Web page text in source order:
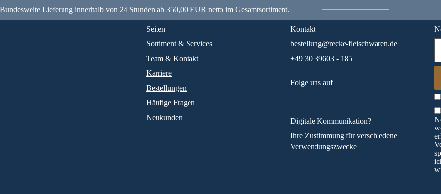
Bundesweite Lieferung innerhalb von 24 Stunden ab 350,00 EUR netto im Gesamtsortiment.
Seiten
Sortiment & Services
Team & Kontakt
Karriere
Bestellungen
Häufige Fragen
Neukunden
Kontakt
bestellung@recke-fleischwaren.de
+49 30 39603 - 185
Folge uns auf
Digitale Kommunikation?
Ihre Zustimmung für verschiedene
Verwendungszwecke